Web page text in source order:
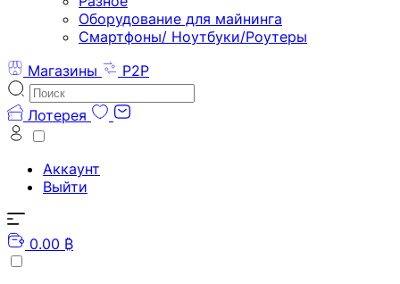
Оборудование для майнинга
Смартфоны/ Ноутбуки/Роутеры
Магазины
P2P
Лотерея
Аккаунт
Выйти
0.00 ₿